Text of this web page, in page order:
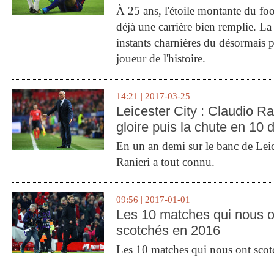
À 25 ans, l'étoile montante du
déjà une carrière bien remplie.
instants charnières du désormais
joueur de l'histoire.
14:21 | 2017-03-25
Leicester City : Claudio
gloire puis la chute en 10
En un an demi sur le banc de
Ranieri a tout connu.
09:56 | 2017-01-01
Les 10 matches qui nous
scotchés en 2016
Les 10 matches qui nous ont